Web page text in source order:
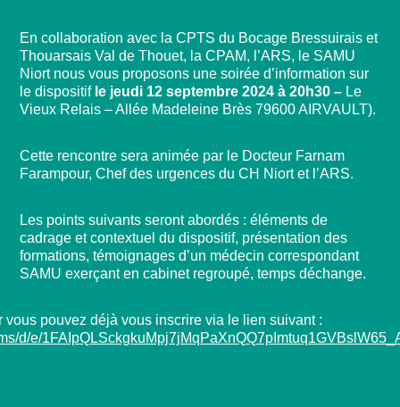
En collaboration avec la CPTS du Bocage Bressuirais et
Thouarsais Val de Thouet, la CPAM, l’ARS, le SAMU
Niort nous vous proposons une soirée d’information sur
le dispositif le jeudi 12 septembre 2024 à 20h30 – Le
Vieux Relais – Allée Madeleine Brès 79600 AIRVAULT).
Cette rencontre sera animée par le Docteur Farnam
Farampour, Chef des urgences du CH Niort et l’ARS.
Les points suivants seront abordés : éléments de
cadrage et contextuel du dispositif, présentation des
formations, témoignages d’un médecin correspondant
SAMU exerçant en cabinet regroupé, temps déchange.
pouvez déjà vous inscrire via le lien suivant :
d/e/